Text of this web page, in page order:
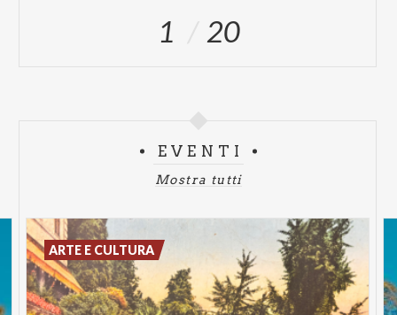
1 20
EVENTI
Mostra tutti
ARTE E CULTURA